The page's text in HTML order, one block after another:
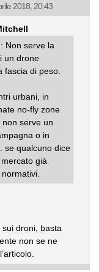
2018, 20:43
Non serve la
un drone
fascia di peso.
urbani, in
no-fly zone
serve un
o in
se qualcuno dice
già
droni, basta
non se ne